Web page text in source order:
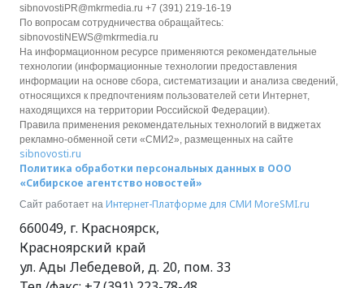
sibnovostiPR@mkrmedia.ru +7 (391) 219-16-19
По вопросам сотрудничества обращайтесь:
sibnovostiNEWS@mkrmedia.ru
На информационном ресурсе применяются рекомендательные
технологии (информационные технологии предоставления
информации на основе сбора, систематизации и анализа сведений,
относящихся к предпочтениям пользователей сети Интернет,
находящихся на территории Российской Федерации).
Правила применения рекомендательных технологий в виджетах
рекламно-обменной сети «СМИ2», размещенных на сайте
sibnovosti.ru
Политика обработки персональных данных в ООО
«Сибирское агентство новостей»
Сайт работает на Интернет-Платформе для СМИ MoreSMI.ru
660049, г. Красноярск,
Красноярский край
ул. Ады Лебедевой, д. 20, пом. 33